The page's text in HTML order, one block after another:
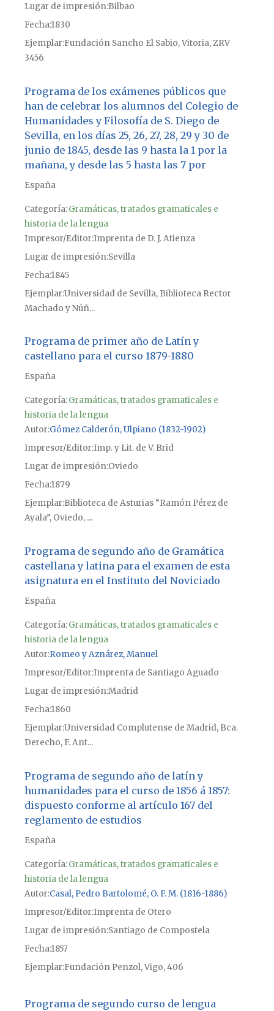
Lugar de impresiónBilbao
Fecha1830
Ejemplar Fundación Sancho El Sabio, Vitoria, ZRV
3456
Programa de los exámenes públicos que
han de celebrar los alumnos del Colegio de
Humanidades y Filosofía de S. Diego de
Sevilla, en los días 25, 26, 27, 28, 29 y 30 de
junio de 1845, desde las 9 hasta la 1 por la
mañana, y desde las 5 hasta las 7 por
España
Categoría:Gramáticas, tratados gramaticales e
historia de la lengua
Impresor/Editor Imprenta de D. J. Atienza
Lugar de impresiónSevilla
Fecha1845
Ejemplar Universidad de Sevilla, Biblioteca Rector
Machado y Núñ...
Programa de primer año de Latín y
castellano para el curso 1879-1880
España
Categoría:Gramáticas, tratados gramaticales e
historia de la lengua
Autor Gómez Calderón, Ulpiano (1832-1902)
Impresor/Editor Imp. y Lit. de V. Brid
Lugar de impresiónOviedo
Fecha1879
Ejemplar Biblioteca de Asturias “Ramón Pérez de
Ayala”, Oviedo, ...
Programa de segundo año de Gramática
castellana y latina para el examen de esta
asignatura en el Instituto del Noviciado
España
Categoría:Gramáticas, tratados gramaticales e
historia de la lengua
Autor Romeo y Aznárez, Manuel
Impresor/Editor Imprenta de Santiago Aguado
Lugar de impresiónMadrid
Fecha1860
Ejemplar Universidad Complutense de Madrid, Bca.
Derecho, F. Ant...
Programa de segundo año de latín y
humanidades para el curso de 1856 á 1857:
dispuesto conforme al artículo 167 del
reglamento de estudios
España
Categoría:Gramáticas, tratados gramaticales e
historia de la lengua
Autor Casal, Pedro Bartolomé, O. F. M. (1816-1886)
Impresor/Editor Imprenta de Otero
Lugar de impresiónSantiago de Compostela
Fecha1857
Ejemplar Fundación Penzol, Vigo, 406
Programa de segundo curso de lengua